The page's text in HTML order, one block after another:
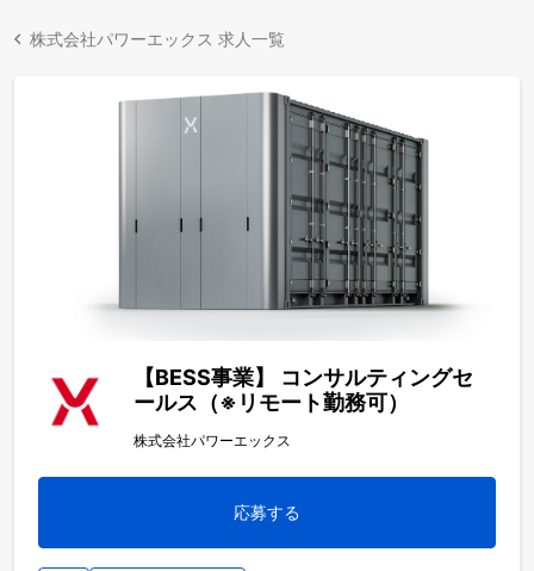
株式会社パワーエックス 求人一覧
【BESS事業】 コンサルティングセ
ールス（※リモート勤務可）
株式会社パワーエックス
応募する